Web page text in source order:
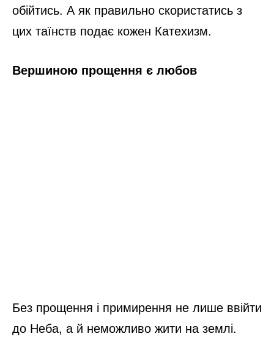
обійтись. А як правильно скористатись з
цих таїнств подає кожен Катехизм.
Вершиною прощення є любов
Без прощення і примирення не лише ввійти
до Неба, а й неможливо жити на землі.